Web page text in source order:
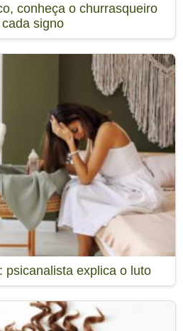
conheça o churrasqueiro
signo
psicanalista explica o luto